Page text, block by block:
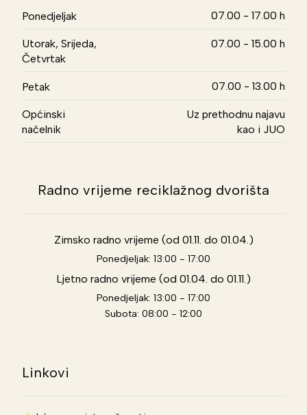
Ponedjeljak 07.00 - 17.00 h
Utorak, Srijeda,
Četvrtak
07.00 - 15.00 h
Petak 07.00 - 13.00 h
Općinski
načelnik
Uz prethodnu najavu
kao i JUO
Radno vrijeme reciklažnog dvorišta
Zimsko radno vrijeme (od 01.11. do 01.04.)
Ponedjeljak: 13:00 - 17:00
Ljetno radno vrijeme (od 01.04. do 01.11.)
Ponedjeljak: 13:00 - 17:00
Subota: 08:00 - 12:00
Linkovi